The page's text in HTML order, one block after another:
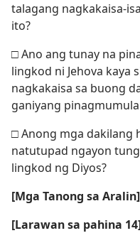
talagang nagkakaisa-
ito?
□ Ano ang tunay na
lingkod ni Jehova kaya
nagkakaisa sa buong
ganiyang
□ Anong mga dakilang
natutupad ngayon
lingkod ng Diyos?
[Mga Tanong sa Aralin]
[Larawan sa pahina